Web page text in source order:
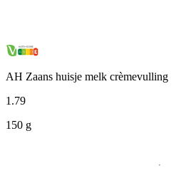
AH Zaans huisje melk crèmevulling
1 .79
150 g